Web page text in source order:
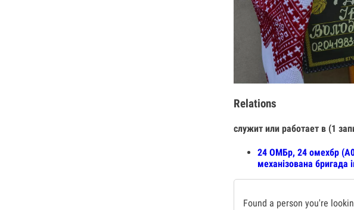
Relations
служит или работает в (1
24 ОМБр, 24 омехбр
механізована бригада
Found a person you're